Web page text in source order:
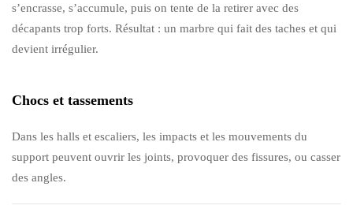
s’encrasse, s’accumule, puis on tente de la retirer avec des
décapants trop forts. Résultat : un marbre qui fait des taches et qui
devient irrégulier.
Chocs et tassements
Dans les halls et escaliers, les impacts et les mouvements du
support peuvent ouvrir les joints, provoquer des fissures, ou casser
des angles.